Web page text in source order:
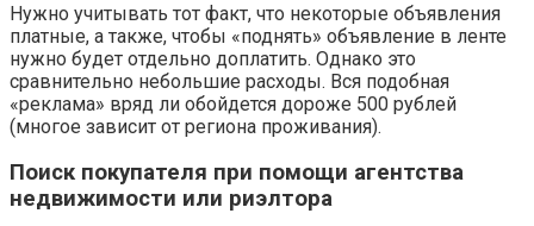
Нужно учитывать тот факт, что некоторые объявления
платные, а также, чтобы «поднять» объявление в ленте
нужно будет отдельно доплатить. Однако это
сравнительно небольшие расходы. Вся подобная
«реклама» вряд ли обойдется дороже 500 рублей
(многое зависит от региона проживания).
Поиск покупателя при помощи агентства
недвижимости или риэлтора